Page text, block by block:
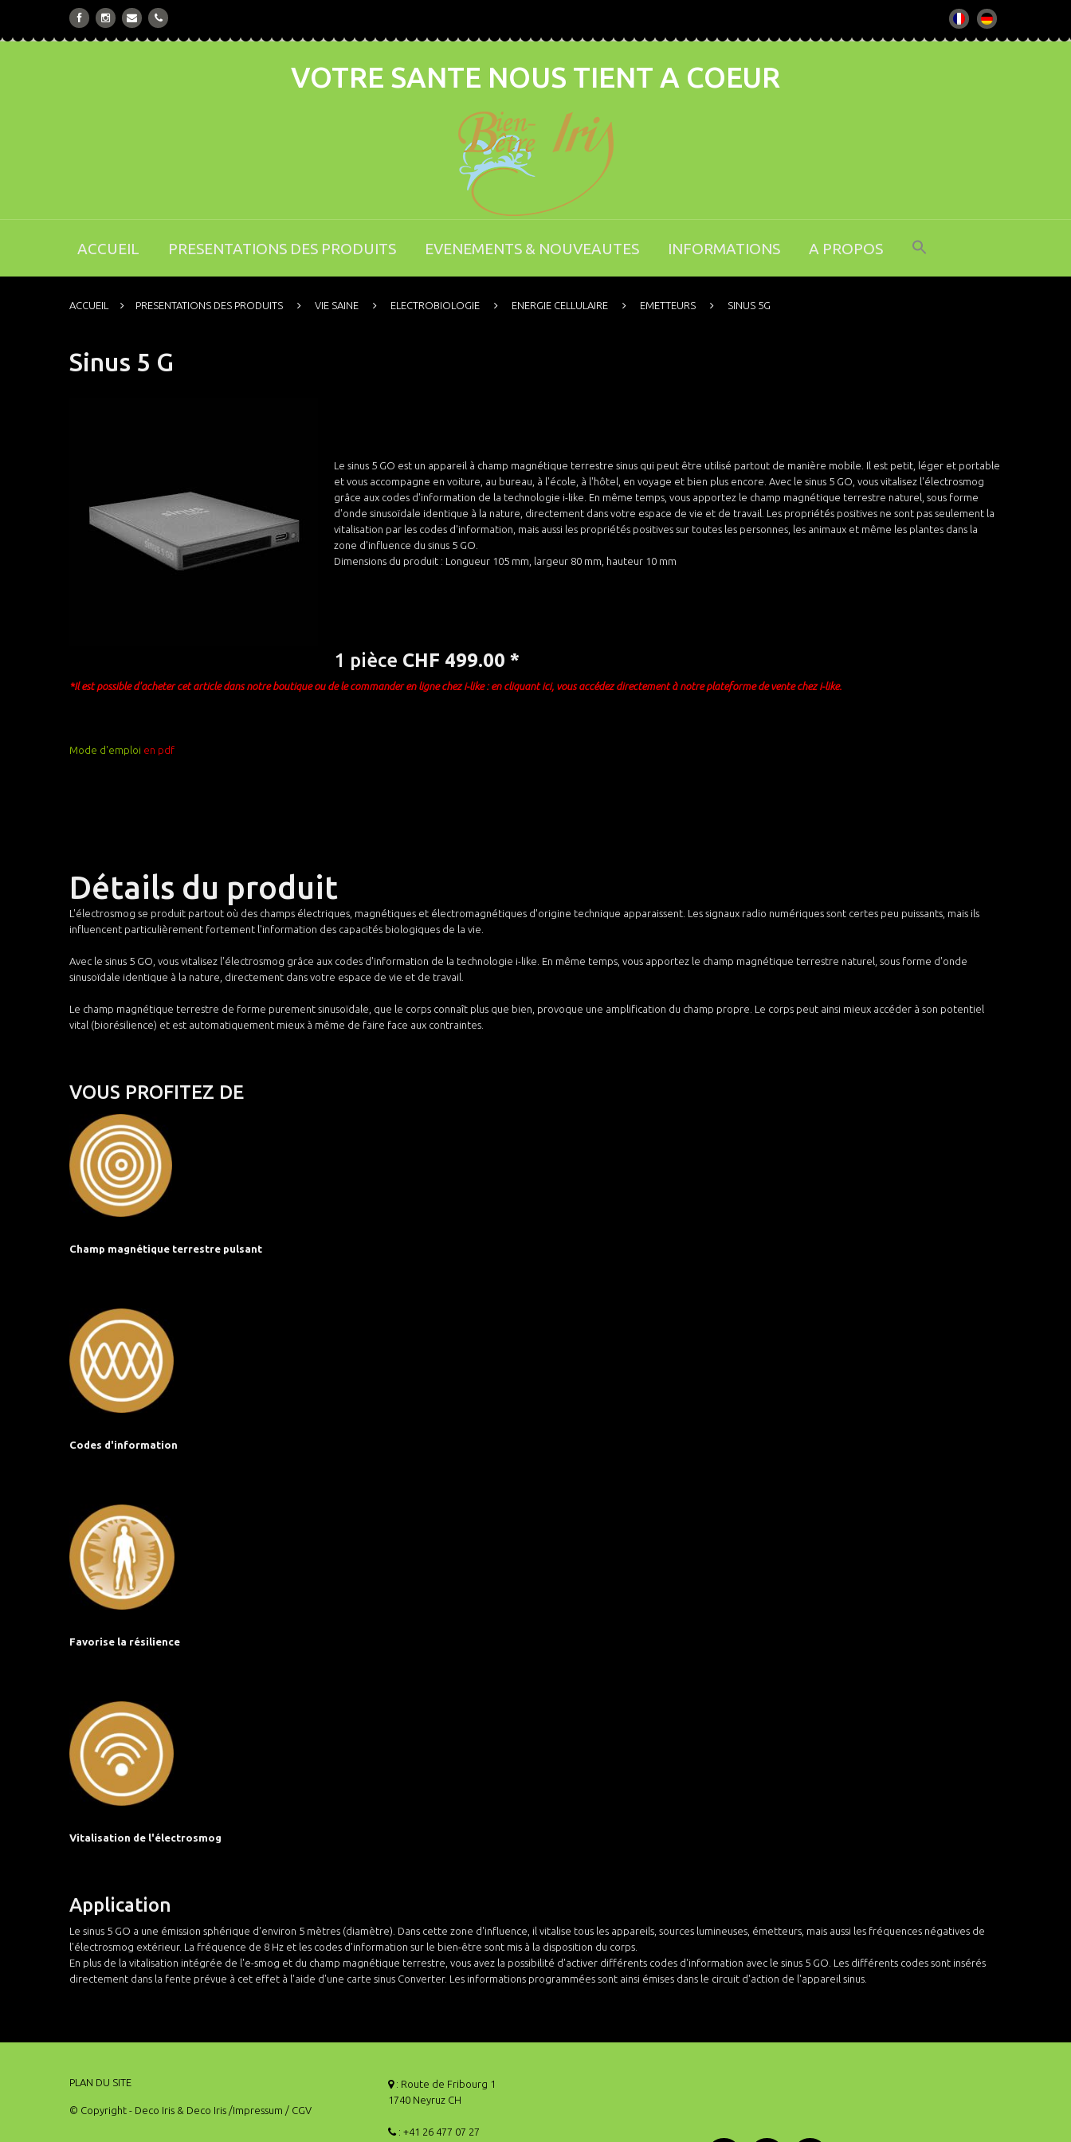
VOTRE SANTE NOUS TIENT A COEUR
ACCUEIL PRESENTATIONS DES PRODUITS EVENEMENTS & NOUVEAUTES INFORMATIONS A PROPOS
ACCUEIL PRESENTATIONS DES PRODUITS VIE SAINE ELECTROBIOLOGIE ENERGIE CELLULAIRE EMETTEURS SINUS 5G
Sinus 5 G
Le sinus 5 GO est un appareil à champ magnétique terrestre sinus qui peut être utilisé partout de manière mobile. Il est petit, léger et portable
et vous accompagne en voiture, au bureau, à l'école, à l'hôtel, en voyage et bien plus encore. Avec le sinus 5 GO, vous vitalisez l'électrosmog
grâce aux codes d'information de la technologie i-like. En même temps, vous apportez le champ magnétique terrestre naturel, sous forme
d'onde sinusoïdale identique à la nature, directement dans votre espace de vie et de travail. Les propriétés positives ne sont pas seulement la
vitalisation par les codes d'information, mais aussi les propriétés positives sur toutes les personnes, les animaux et même les plantes dans la
zone d'influence du sinus 5 GO.
Dimensions du produit : Longueur 105 mm, largeur 80 mm, hauteur 10 mm
1 pièce CHF 499.00 *
*Il est possible d'acheter cet article dans notre boutique ou de le commander en ligne chez i-like : en cliquant ici, vous accédez directement à notre plateforme de vente chez i-like.
Mode d'emploi en pdf
Détails du produit
L'électrosmog se produit partout où des champs électriques, magnétiques et électromagnétiques d'origine technique apparaissent. Les signaux radio numériques sont certes peu puissants, mais ils
influencent particulièrement fortement l'information des capacités biologiques de la vie.
Avec le sinus 5 GO, vous vitalisez l'électrosmog grâce aux codes d'information de la technologie i-like. En même temps, vous apportez le champ magnétique terrestre naturel, sous forme d'onde
sinusoïdale identique à la nature, directement dans votre espace de vie et de travail.
Le champ magnétique terrestre de forme purement sinusoïdale, que le corps connaît plus que bien, provoque une amplification du champ propre. Le corps peut ainsi mieux accéder à son potentiel
vital (biorésilience) et est automatiquement mieux à même de faire face aux contraintes.
VOUS PROFITEZ DE
Champ magnétique terrestre pulsant
Codes d'information
Favorise la résilience
Vitalisation de l'électrosmog
Application
Le sinus 5 GO a une émission sphérique d'environ 5 mètres (diamètre). Dans cette zone d'influence, il vitalise tous les appareils, sources lumineuses, émetteurs, mais aussi les fréquences négatives de
l'électrosmog extérieur. La fréquence de 8 Hz et les codes d'information sur le bien-être sont mis à la disposition du corps.
En plus de la vitalisation intégrée de l'e-smog et du champ magnétique terrestre, vous avez la possibilité d'activer différents codes d'information avec le sinus 5 GO. Les différents codes sont insérés
directement dans la fente prévue à cet effet à l'aide d'une carte sinus Converter. Les informations programmées sont ainsi émises dans le circuit d'action de l'appareil sinus.
PLAN DU SITE
© Copyright - Deco Iris & Deco Iris /Impressum / CGV
: Route de Fribourg 1
1740 Neyruz CH
: +41 26 477 07 27